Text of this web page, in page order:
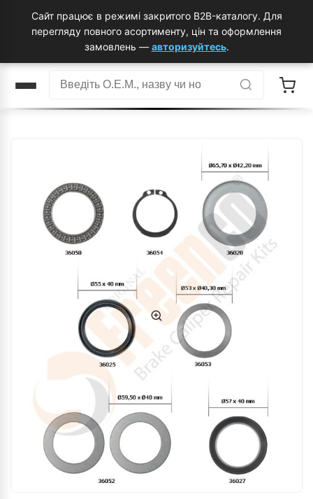
Сайт працює в режимі закритого B2B-каталогу. Для
перегляду повного асортименту, цін та оформлення
замовлень — авторизуйтесь.